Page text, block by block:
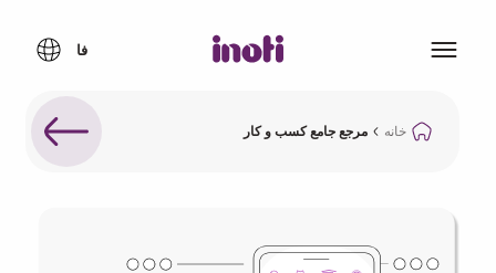
خانه مرجع جامع کسب و کار